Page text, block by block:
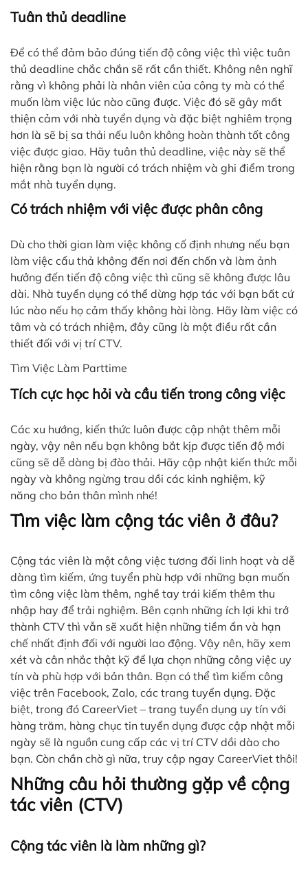
Tuân thủ deadline
Để có thể đảm bảo đúng tiến độ công việc thì việc tuân
thủ deadline chắc chắn sẽ rất cần thiết. Không nên nghĩ
rằng vì không phải là nhân viên của công ty mà có thể
muốn làm việc lúc nào cũng được. Việc đó sẽ gây mất
thiện cảm với nhà tuyển dụng và đặc biệt nghiêm trọng
hơn là sẽ bị sa thải nếu luôn không hoàn thành tốt công
việc được giao. Hãy tuân thủ deadline, việc này sẽ thể
hiện rằng bạn là người có trách nhiệm và ghi điểm trong
mắt nhà tuyển dụng.
Có trách nhiệm với việc được phân công
Dù cho thời gian làm việc không cố định nhưng nếu bạn
làm việc cẩu thả không đến nơi đến chốn và làm ảnh
hưởng đến tiến độ công việc thì cũng sẽ không được lâu
dài. Nhà tuyển dụng có thể dừng hợp tác với bạn bất cứ
lúc nào nếu họ cảm thấy không hài lòng. Hãy làm việc có
tâm và có trách nhiệm, đây cũng là một điều rất cần
thiết đối với vị trí CTV.
Tìm Việc Làm Parttime
Tích cực học hỏi và cầu tiến trong công việc
Các xu hướng, kiến thức luôn được cập nhật thêm mỗi
ngày, vậy nên nếu bạn không bắt kịp được tiến độ mới
cũng sẽ dễ dàng bị đào thải. Hãy cập nhật kiến thức mỗi
ngày và không ngừng trau dồi các kinh nghiệm, kỹ
năng cho bản thân mình nhé!
Tìm việc làm cộng tác viên ở đâu?
Cộng tác viên là một công việc tương đối linh hoạt và dễ
dàng tìm kiếm, ứng tuyển phù hợp với những bạn muốn
tìm công việc làm thêm, nghề tay trái kiếm thêm thu
nhập hay để trải nghiệm. Bên cạnh những ích lợi khi trở
thành CTV thì vẫn sẽ xuất hiện những tiềm ẩn và hạn
chế nhất định đối với người lao động. Vậy nên, hãy xem
xét và cân nhắc thật kỹ để lựa chọn những công việc uy
tín và phù hợp với bản thân. Bạn có thể tìm kiếm công
việc trên Facebook, Zalo, các trang tuyển dụng. Đặc
biệt, trong đó CareerViet – trang tuyển dụng uy tín với
hàng trăm, hàng chục tin tuyển dụng được cập nhật mỗi
ngày sẽ là nguồn cung cấp các vị trí CTV dồi dào cho
bạn. Còn chần chờ gì nữa, truy cập ngay CareerViet thôi!
Những câu hỏi thường gặp về cộng
tác viên (CTV)
Cộng tác viên là làm những gì?